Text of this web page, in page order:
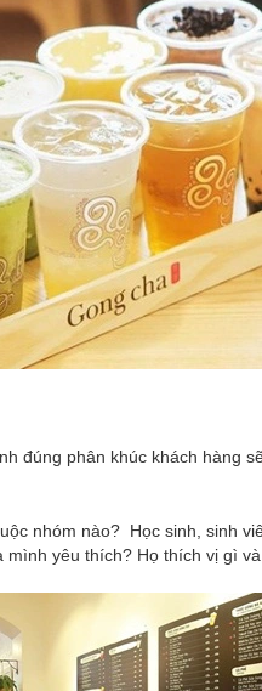
đúng phân khúc khách hàng
nhóm nào? Học sinh, sinh
yêu thích? Họ thích vị gì